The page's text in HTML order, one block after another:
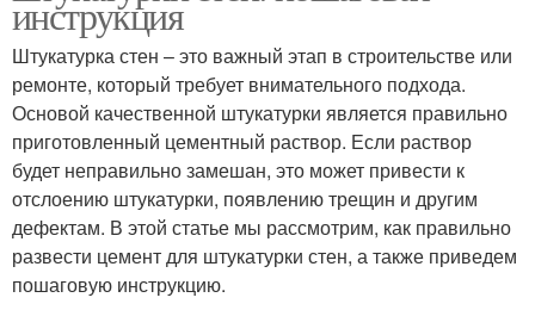
инструкция
Штукатурка стен – это важный этап в строительстве или
ремонте, который требует внимательного подхода.
Основой качественной штукатурки является правильно
приготовленный цементный раствор. Если раствор
будет неправильно замешан, это может привести к
отслоению штукатурки, появлению трещин и другим
дефектам. В этой статье мы рассмотрим, как правильно
развести цемент для штукатурки стен, а также приведем
пошаговую инструкцию.